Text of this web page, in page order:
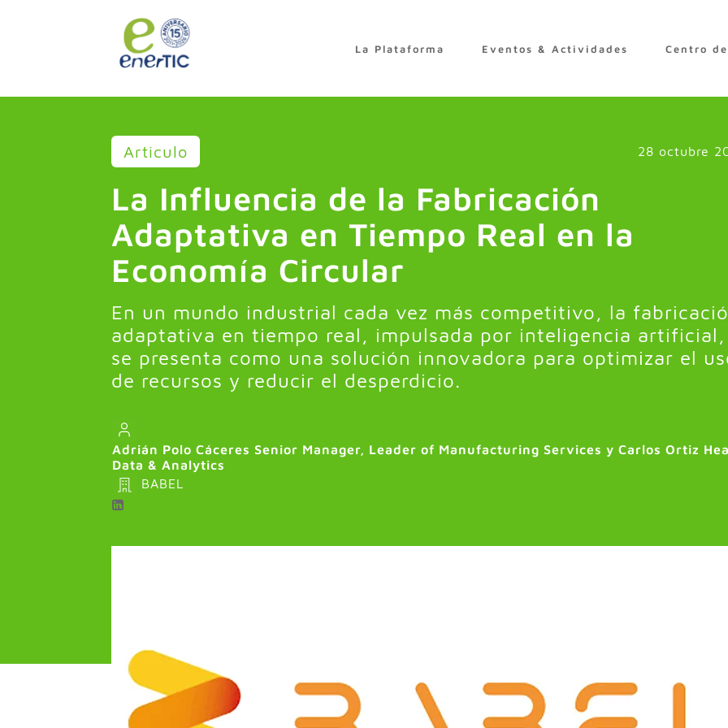
La Plataforma Eventos & Actividades Centro
Articulo 28 octubre
La Influencia de la Fabricación
Adaptativa en Tiempo Real en la
Economía Circular
En un mundo industrial cada vez más competitivo, la
adaptativa en tiempo real, impulsada por inteligencia artificial,
se presenta como una solución innovadora para optimizar el
de recursos y reducir el desperdicio.
Adrián Polo Cáceres Senior Manager, Leader of Manufacturing Services y Carlos Ortiz
Data & Analytics
BABEL